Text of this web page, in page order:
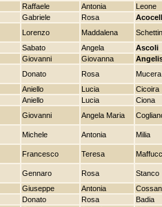
Raffaele Antonia
Leone
Gabriele Rosa
Lorenzo Maddalena
Sabato Angela
Ascoli
Giovanni Giovanna
Donato Rosa
Mucera
Aniello Lucia
Cicoira
Aniello Lucia
Ciona
Giovanni Angela Maria
Michele Antonia Milia
Francesco Teresa
Gennaro Rosa
Stanco
Giuseppe Antonia
Donato Rosa
Badia